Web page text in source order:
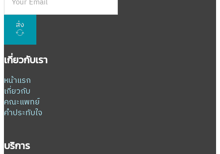
ส่ง
เกี่ยวกับเรา
หน้าแรก
เกี่ยวกับ
คณะแพทย์
คำประทับใจ
บริการ